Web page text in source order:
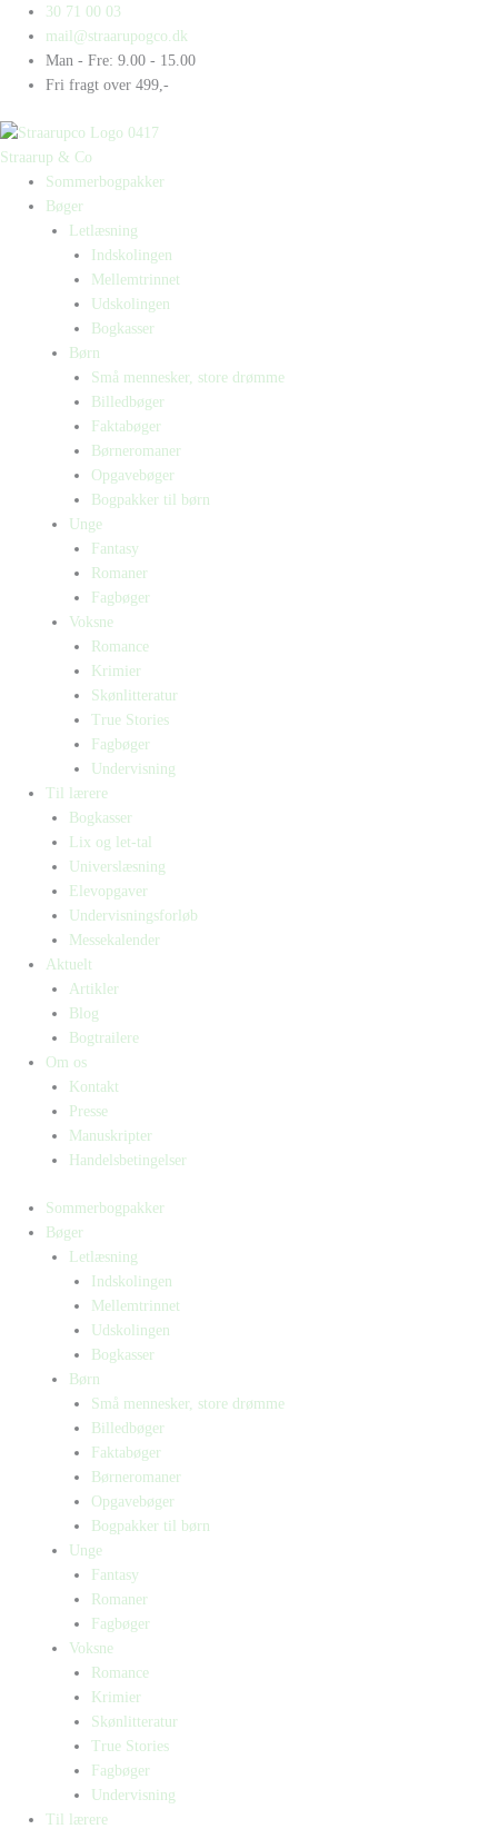
indholdet
30 71 00 03
mail@straarupogco.dk
Man - Fre: 9.00 - 15.00
Fri fragt over 499,-
Straarup & Co
Sommerbogpakker
Bøger
Letlæsning
Indskolingen
Mellemtrinnet
Udskolingen
Bogkasser
Børn
Små mennesker, store drømme
Billedbøger
Faktabøger
Børneromaner
Opgavebøger
Bogpakker til børn
Unge
Fantasy
Romaner
Fagbøger
Voksne
Romance
Krimier
Skønlitteratur
True Stories
Fagbøger
Undervisning
Til lærere
Bogkasser
Lix og let-tal
Universlæsning
Elevopgaver
Undervisningsforløb
Messekalender
Aktuelt
Artikler
Blog
Bogtrailere
Om os
Kontakt
Presse
Manuskripter
Handelsbetingelser
Sommerbogpakker
Bøger
Letlæsning
Indskolingen
Mellemtrinnet
Udskolingen
Bogkasser
Børn
Små mennesker, store drømme
Billedbøger
Faktabøger
Børneromaner
Opgavebøger
Bogpakker til børn
Unge
Fantasy
Romaner
Fagbøger
Voksne
Romance
Krimier
Skønlitteratur
True Stories
Fagbøger
Undervisning
Til lærere
Products
search
Products
search